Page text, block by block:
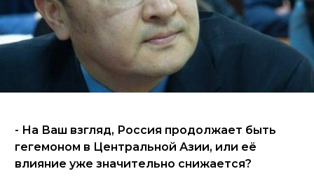
- На Ваш взгляд, Россия продолжает быть
гегемоном в Центральной Азии, или её
влияние уже значительно снижается?